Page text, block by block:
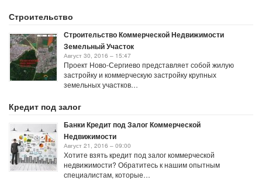
Строительство
Строительство Коммерческой Недвижимости
Земельный Участок
Август 30, 2016 – 15:47
Проект Ново-Сергиево представляет собой жилую
застройку и коммерческую застройку крупных
земельных участков…
Кредит под залог
Банки Кредит под Залог Коммерческой
Недвижимости
Август 21, 2016 – 09:00
Хотите взять кредит под залог коммерческой
недвижимости? Обратитесь к нашим опытным
специалистам, которые…